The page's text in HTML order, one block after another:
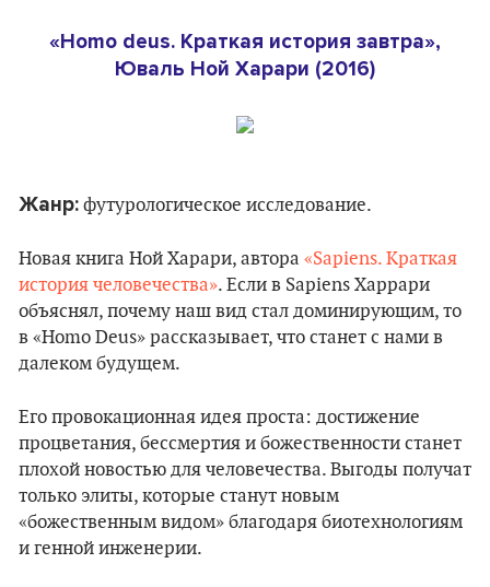
«Homo deus. Краткая история завтра»,
Юваль Ной Харари (2016)
Жанр: футурологическое исследование.
Новая книга Ной Харари, автора «Sapiens. Краткая
история человечества». Если в Sapiens Харрари
объяснял, почему наш вид стал доминирующим, то
в «Homo Deus» рассказывает, что станет с нами в
далеком будущем.
Его провокационная идея проста: достижение
процветания, бессмертия и божественности станет
плохой новостью для человечества. Выгоды получат
только элиты, которые станут новым
«божественным видом» благодаря биотехнологиям
и генной инженерии.